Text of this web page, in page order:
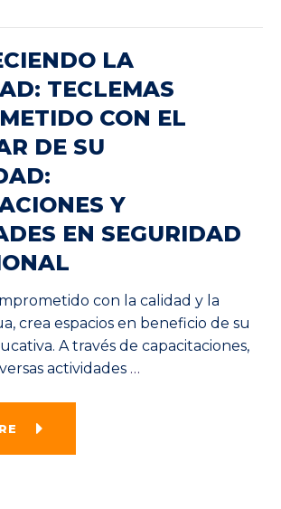
LA
TECLEMAS
CON EL
DE SU
Y
EN SEGURIDAD
con la calidad y la
crea espacios en beneficio de su
A través de capacitaciones,
actividades …